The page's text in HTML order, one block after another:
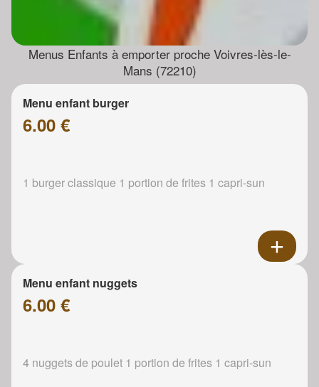
Menus Enfants à emporter proche Voivres-lès-le-
Mans (72210)
Menu enfant burger
6.00 €
1 burger classique 1 portion de frites 1 capri-sun
Menu enfant nuggets
6.00 €
4 nuggets de poulet 1 portion de frites 1 capri-sun